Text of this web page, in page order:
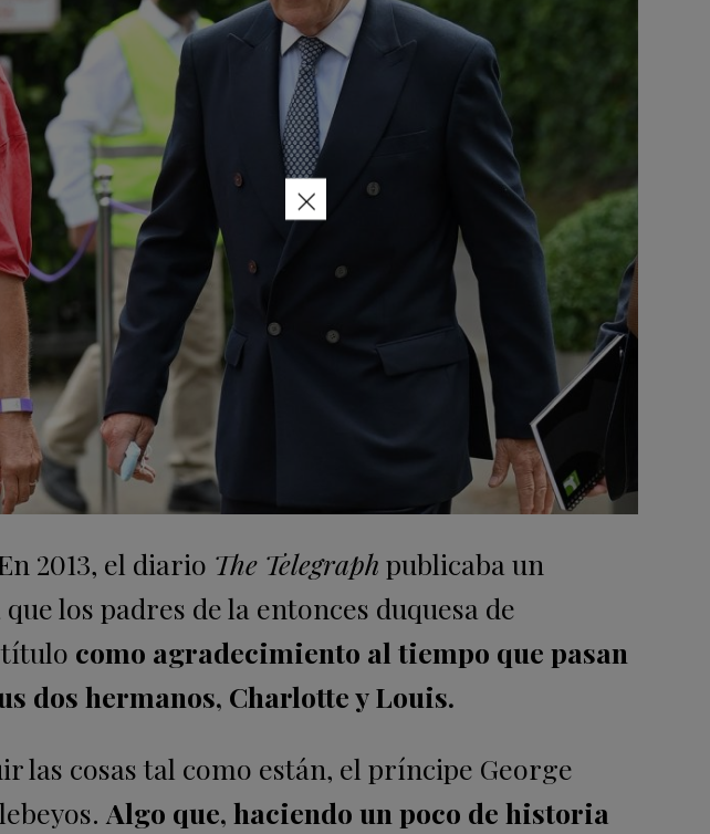
2013, el diario The Telegraph publicaba un
los padres de la entonces duquesa de
como agradecimiento al tiempo que pasan
dos hermanos, Charlotte y Louis.
las cosas tal como están, el príncipe George
Algo que, haciendo un poco de historia
×